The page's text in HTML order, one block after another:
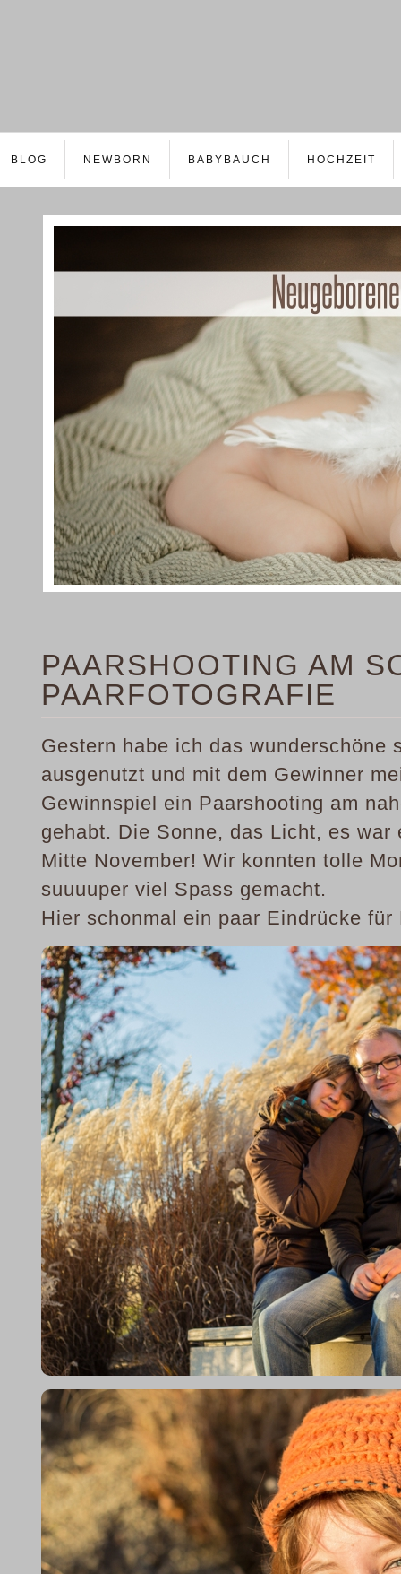
BLOG NEWBORN BABYBAUCH HOCHZEIT
PAARSHOOTING AM
PAARFOTOGRAFIE
Gestern habe ich das wunderschöne
ausgenutzt und mit dem Gewinner
Gewinnspiel ein Paarshooting am
gehabt. Die Sonne, das Licht, es
Mitte November! Wir konnten tolle
suuuuper viel Spass gemacht.
Hier schonmal ein paar Eindrücke